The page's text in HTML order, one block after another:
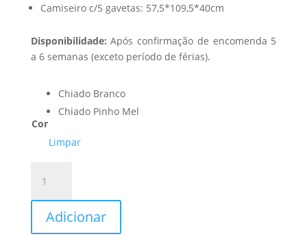
Camiseiro c/5 gavetas: 57,5*109,5*40cm
Disponibilidade: Após confirmação de encomenda 5
a 6 semanas (exceto período de férias).
Cor
Chiado Branco
Chiado Pinho Mel
Limpar
Camiseiro
Chiado
Adicionar